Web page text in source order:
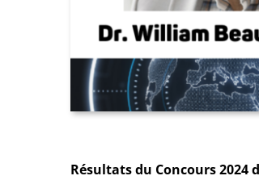
Résultats du Concours 2024